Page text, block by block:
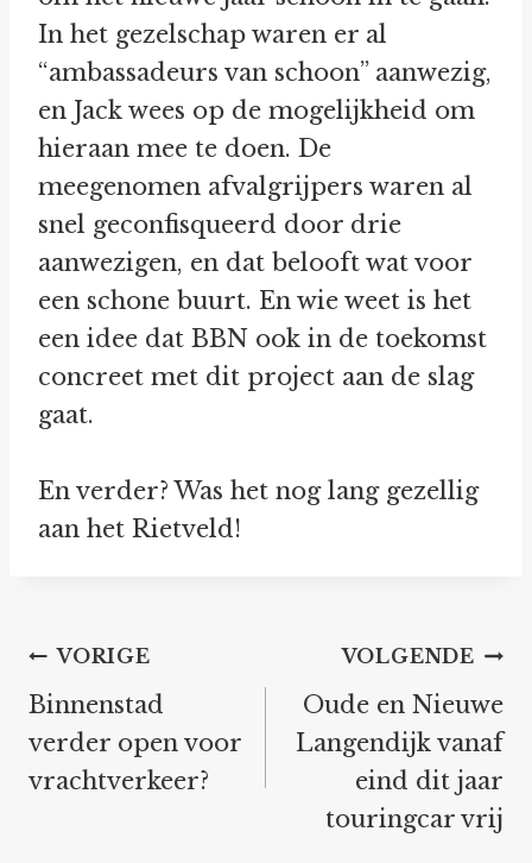
In het gezelschap waren er al
“ambassadeurs van schoon” aanwezig,
en Jack wees op de mogelijkheid om
hieraan mee te doen. De
meegenomen afvalgrijpers waren al
snel geconfisqueerd door drie
aanwezigen, en dat belooft wat voor
een schone buurt. En wie weet is het
een idee dat BBN ook in de toekomst
concreet met dit project aan de slag
gaat.
En verder? Was het nog lang gezellig
aan het Rietveld!
Bericht
navigatie
VORIGE
Binnenstad
verder open voor
vrachtverkeer?
VOLGENDE
Oude en Nieuwe
Langendijk vanaf
eind dit jaar
touringcar vrij